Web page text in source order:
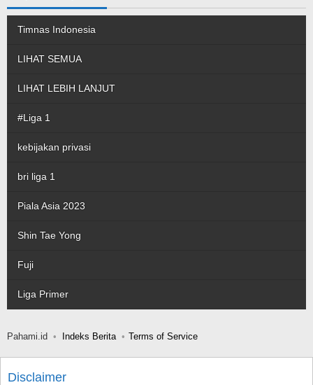
Timnas Indonesia
LIHAT SEMUA
LIHAT LEBIH LANJUT
#Liga 1
kebijakan privasi
bri liga 1
Piala Asia 2023
Shin Tae Yong
Fuji
Liga Primer
Pahami.id Indeks Berita Terms of Service
Disclaimer